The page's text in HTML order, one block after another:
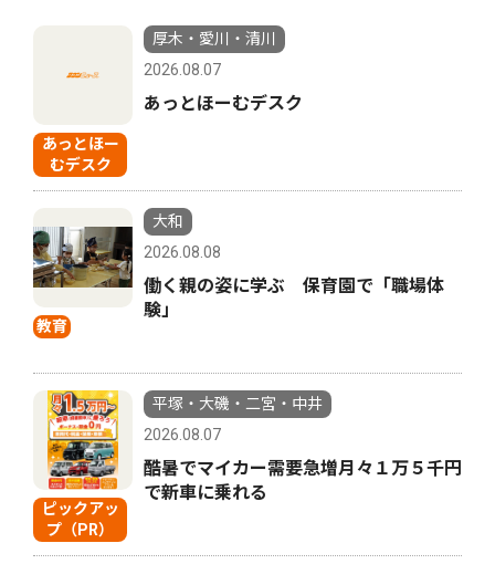
あっとほー
むデスク
厚木・愛川・清川
2026.08.07
あっとほーむデスク
教育
大和
2026.08.08
働く親の姿に学ぶ 保育園で「職場体
験」
ピックアッ
プ（PR）
平塚・大磯・二宮・中井
2026.08.07
酷暑でマイカー需要急増月々１万５千円
で新車に乗れる